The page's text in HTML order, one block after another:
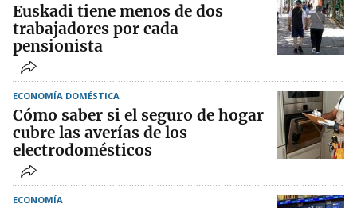
Euskadi tiene menos de dos
trabajadores por cada
pensionista
ECONOMÍA DOMÉSTICA
Cómo saber si el seguro de hogar
cubre las averías de los
electrodomésticos
ECONOMÍA